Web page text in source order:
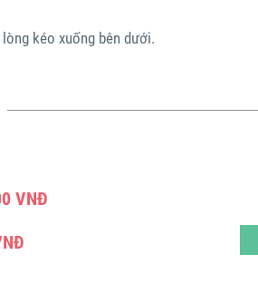
kéo xuống bên dưới.
VNĐ